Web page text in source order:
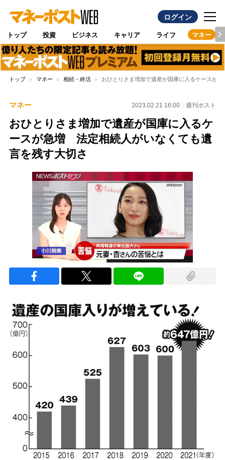
ログイン
トップ 投資 ビジネス キャリア ライフ マネー
トップ マネー 相続・終活 おひとりさま増加で遺産が国庫に入るケースが
マネー 2023.02.21 16:00 週刊ポスト
おひとりさま増加で遺産が国庫に入るケ
ースが急増 法定相続人がいなくても遺
言を残す大切さ